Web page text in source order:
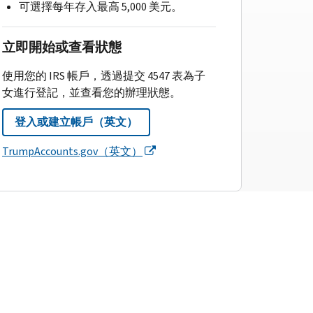
可選擇每年存入最高 5,000 美元。
立即開始或查看狀態
使用您的 IRS 帳戶，透過提交 4547 表為子
女進行登記，並查看您的辦理狀態。
登入或建立帳戶（英文）
TrumpAccounts.gov（英文）